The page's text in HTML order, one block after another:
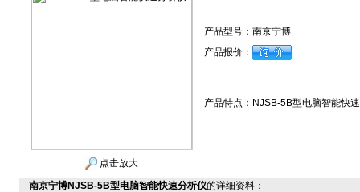
点击放大
产品型号： 南京宁博
产品报价：
产品特点： NJSB-5B型电脑智能快
南京宁博NJSB-5B型电脑智能快速分析仪的详细资料：